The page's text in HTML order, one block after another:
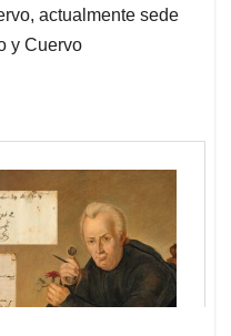
actualmente sede
y Cuervo